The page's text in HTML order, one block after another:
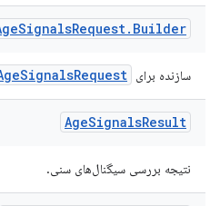
SignalsRequest. Builder
سازنده برای
AgeSignalsResult
نتیجه بررسی سیگنال‌های سنی.